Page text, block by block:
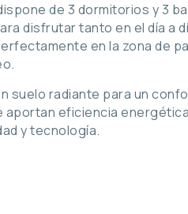
de 3 dormitorios y 3
disfrutar tanto en el día a
en la zona de
suelo radiante para un
aportan eficiencia
y tecnología.